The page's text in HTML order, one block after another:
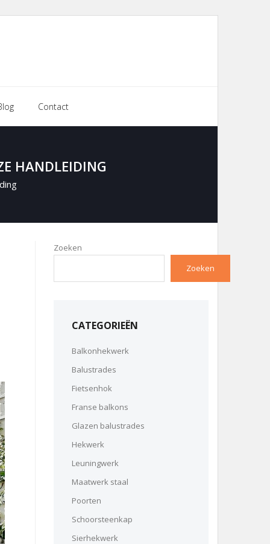
Contact
HANDLEIDING
Zoeken
Zoeken
CATEGORIEËN
Balkonhekwerk
Balustrades
Fietsenhok
Franse balkons
Glazen balustrades
Hekwerk
Leuningwerk
Maatwerk staal
Poorten
Schoorsteenkap
Sierhekwerk